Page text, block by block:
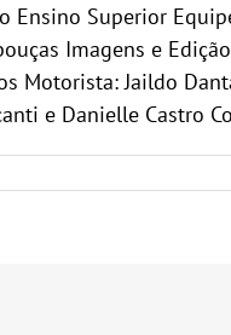
Ensino Superior
Imagens e
Jaildo
e Danielle Castro